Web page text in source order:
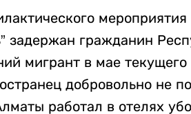
задержан гражданин
мигрант в мае
добровольно не
работал в отелях